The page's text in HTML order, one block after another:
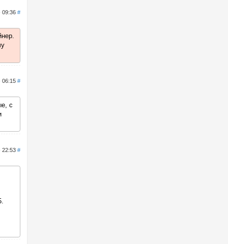
09:36 #
06:15 #
с
22:53 #